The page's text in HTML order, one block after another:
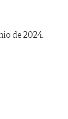
de 2024.